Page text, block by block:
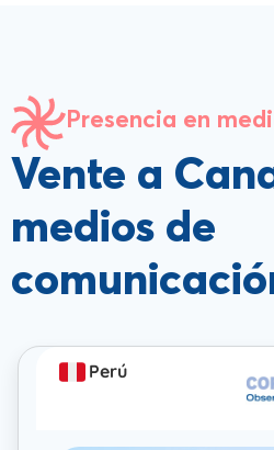
Presencia en
Vente a
medios de
Perú